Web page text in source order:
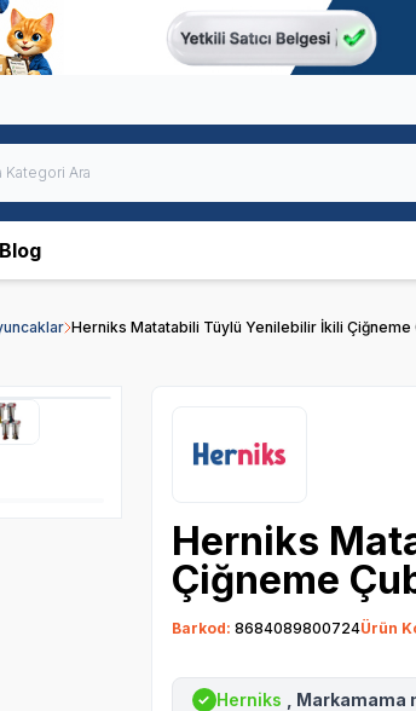
Blog
Herniks Matatabili Tüylü Yenilebilir İkili Çiğneme
Herniks
Çiğneme
Barkod: 8684089800724Ürün
✓ Herniks , Markamama